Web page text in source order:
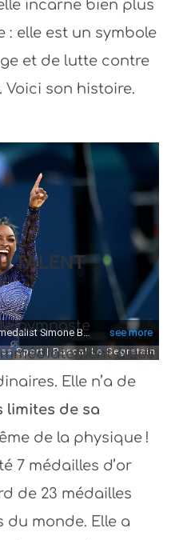
incarne bien plus
: elle est un symbole
et de lutte contre
Voici son histoire.
TALENT
gymnaste
à ses
Elle n’a de
limites de sa
de la physique !
7 médailles d’or
de 23 médailles
du monde. Elle a